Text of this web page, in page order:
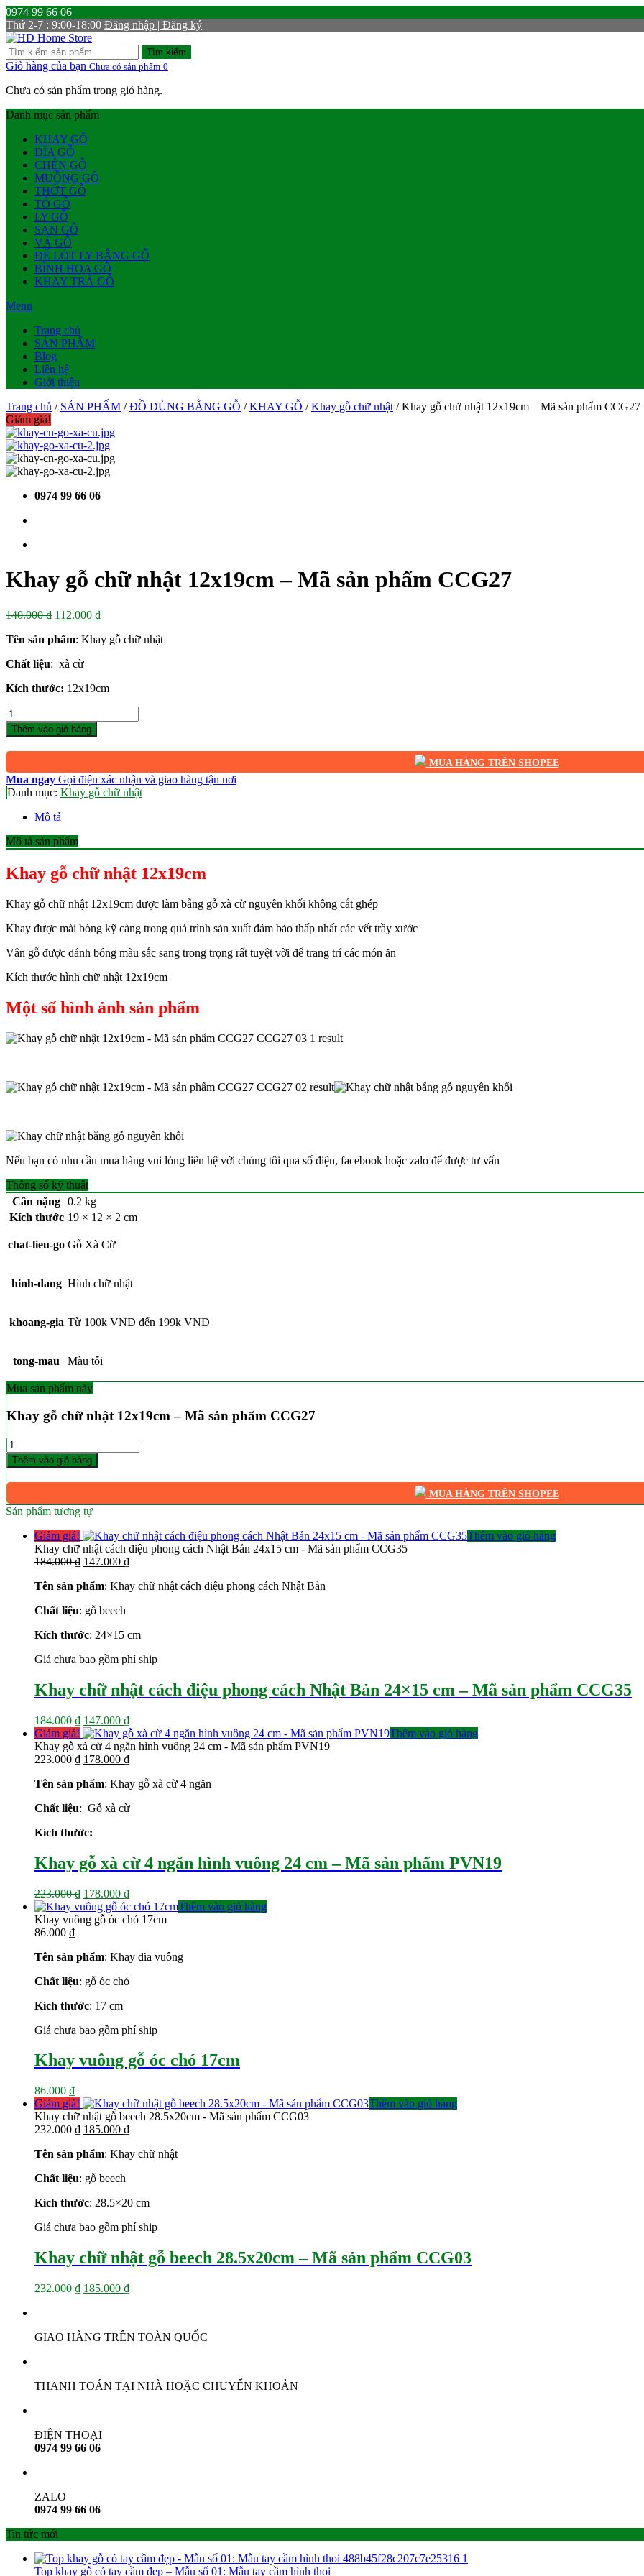
0974 99 66 06
Thứ 2-7 : 9:00-18:00 Đăng nhập | Đăng ký
Tìm kiếm
Giỏ hàng của bạn Chưa có sản phẩm 0
Chưa có sản phẩm trong giỏ hàng.
Danh mục sản phẩm
KHAY GỖ
ĐĨA GỖ
CHÉN GỖ
MUỖNG GỖ
THỚT GỖ
TÔ GỖ
LY GỖ
SẠN GỖ
VÁ GỖ
ĐẾ LÓT LY BẰNG GỖ
BÌNH HOA GỖ
KHAY TRÀ GỖ
Menu
Trang chủ
SẢN PHẨM
Blog
Liên hệ
Giới thiệu
Trang chủ / SẢN PHẨM /ĐỒ DÙNG BẰNG GỖ /KHAY GỖ /Khay gỗ chữ nhật / Khay gỗ chữ nhật 12x19cm – Mã sản phẩm CCG27
Giảm giá!
0974 99 66 06
Khay gỗ chữ nhật 12x19cm – Mã sản phẩm CCG27
140.000₫ Giá
là:
112.000 ₫Giá
tại
Tên sản phẩm: Khay gỗ chữ nhật
Chất liệu: xà cừ
Kích thước: 12x19cm
Số
lượng
Thêm vào giỏ hàng
MUA HÀNG TRÊN SHOPEE
Mua ngay Gọi điện xác nhận và giao hàng tận nơi
Danh mục: Khay gỗ chữ nhật
Mô tả
Mô tả sản phẩm
Khay gỗ chữ nhật 12x19cm
Khay gỗ chữ nhật 12x19cm được làm bằng gỗ xà cừ nguyên khối không cắt ghép
Khay được mài bòng kỹ càng trong quá trình sản xuất đảm bảo thấp nhất các vết trầy xước
Vân gỗ được dánh bóng màu sắc sang trong trọng rất tuyệt vời để trang trí các món ăn
Kích thước hình chữ nhật 12x19cm
Một số hình ảnh sản phẩm
Nếu bạn có nhu cầu mua hàng vui lòng liên hệ với chúng tôi qua số điện, facebook hoặc zalo để được tư vấn
Thông số kỹ thuật
Cân nặng 0.2 kg
Kích thước 19 × 12 × 2 cm
chat-lieu-go Gỗ Xà Cừ
hinh-dang Hình chữ nhật
khoang-gia Từ 100k VND đến 199k VND
tong-mau Màu tối
Mua sản phẩm này
Khay gỗ chữ nhật 12x19cm – Mã sản phẩm CCG27
Số
lượng
Thêm vào giỏ hàng
MUA HÀNG TRÊN SHOPEE
Sản phẩm tương tự
Giảm giá!
Thêm vào giỏ hàng
Khay chữ nhật cách điệu phong cách Nhật Bản 24x15 cm - Mã sản phẩm CCG35
184.000₫ Giá
là:
147.000 ₫Giá
tại
Tên sản phẩm: Khay chữ nhật cách điệu phong cách Nhật Bản
Chất liệu: gỗ beech
Kích thước: 24×15 cm
Giá chưa bao gồm phí ship
Khay chữ nhật cách điệu phong cách Nhật Bản 24×15 cm – Mã sản phẩm CCG35
184.000₫ Giá
gốc
là:
184.000 ₫.
147.000 ₫Giá
hiện
tại
là:
Giảm giá!
Thêm vào giỏ hàng
Khay gỗ xà cừ 4 ngăn hình vuông 24 cm - Mã sản phẩm PVN19
223.000₫ Giá
là:
178.000 ₫Giá
tại
178.000 ₫.
Tên sản phẩm: Khay gỗ xà cừ 4 ngăn
Chất liệu: Gỗ xà cừ
Kích thước:
Khay gỗ xà cừ 4 ngăn hình vuông 24 cm – Mã sản phẩm PVN19
223.000₫ Giá
gốc
là:
178.000 ₫Giá
hiện
tại
Thêm vào giỏ hàng
Khay vuông gỗ óc chó 17cm
86.000 ₫
Tên sản phẩm: Khay đĩa vuông
Chất liệu: gỗ óc chó
Kích thước: 17 cm
Giá chưa bao gồm phí ship
Khay vuông gỗ óc chó 17cm
86.000 ₫
Giảm giá!
Thêm vào giỏ hàng
Khay chữ nhật gỗ beech 28.5x20cm - Mã sản phẩm CCG03
232.000₫ Giá
là:
185.000 ₫Giá
tại
Tên sản phẩm: Khay chữ nhật
Chất liệu: gỗ beech
Kích thước: 28.5×20 cm
Giá chưa bao gồm phí ship
Khay chữ nhật gỗ beech 28.5x20cm – Mã sản phẩm CCG03
232.000₫ Giá
185.000 ₫Giá
185.000 ₫.
GIAO HÀNG TRÊN TOÀN QUỐC
THANH TOÁN TẠI NHÀ HOẶC CHUYỂN KHOẢN
ĐIỆN THOẠI
0974 99 66 06
ZALO
0974 99 66 06
Tin tức mới
Top khay gỗ có tay cầm đẹp – Mẫu số 01: Mẫu tay cầm hình thoi